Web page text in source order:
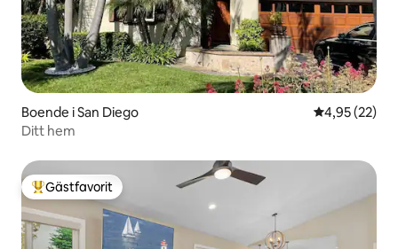
Boende i San Diego 4,95 av 5 i
4,95 (22)
Ditt hem
Populär gästfavorit
Gästfavorit